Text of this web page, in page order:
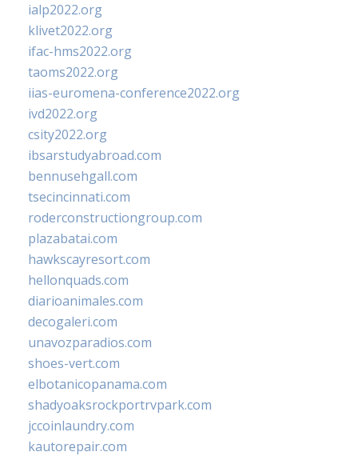
ialp2022.org
klivet2022.org
ifac-hms2022.org
taoms2022.org
iias-euromena-conference2022.org
ivd2022.org
csity2022.org
ibsarstudyabroad.com
bennusehgall.com
tsecincinnati.com
roderconstructiongroup.com
plazabatai.com
hawkscayresort.com
hellonquads.com
diarioanimales.com
decogaleri.com
unavozparadios.com
shoes-vert.com
elbotanicopanama.com
shadyoaksrockportrvpark.com
jccoinlaundry.com
kautorepair.com